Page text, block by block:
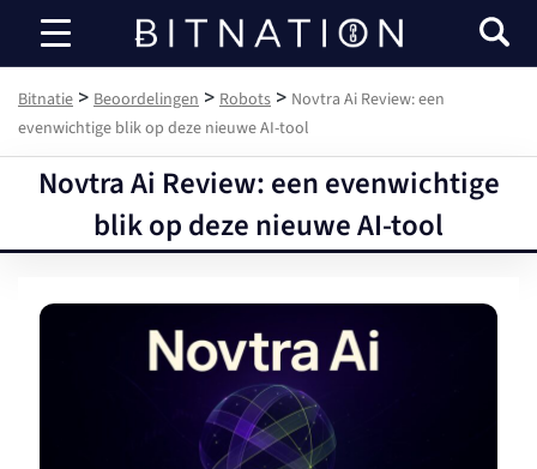
Bitnatie
Bitnatie > Beoordelingen > Robots > Novtra Ai Review: een
evenwichtige blik op deze nieuwe AI-tool
Novtra Ai Review: een evenwichtige
blik op deze nieuwe AI-tool